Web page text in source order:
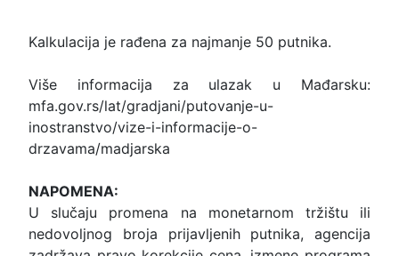
Kalkulacija je rađena za najmanje 50 putnika.
Više informacija za ulazak u Mađarsku:
mfa.gov.rs/lat/gradjani/putovanje-u-
inostranstvo/vize-i-informacije-o-
drzavama/madjarska
NAPOMENA:
U slučaju promena na monetarnom tržištu ili
nedovoljnog broja prijavljenih putnika, agencija